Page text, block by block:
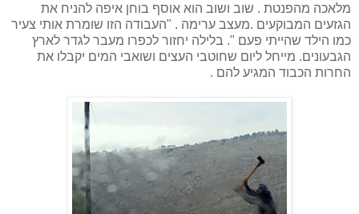
מלאכה מהפנטת . שוב ושוב הוא אוסף בוחן איפה להניח את
הגזעים המבוקעים .מעצב ערימה . "העבודה הזו שומרת אותי צעיר
כמו הילד שהייתי פעם ". בלילה יחזור לכפרו מעבר לגדר לארץ
הגבעונים. מייחל ליום שחוטבי העצים ושואבי המים יקבלו את
החרות הכבוד המגיע להם .